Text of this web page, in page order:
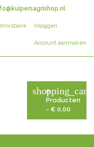
Inloggen
Account aanmaken
shopping_cart
0
Producten
- € 0,00